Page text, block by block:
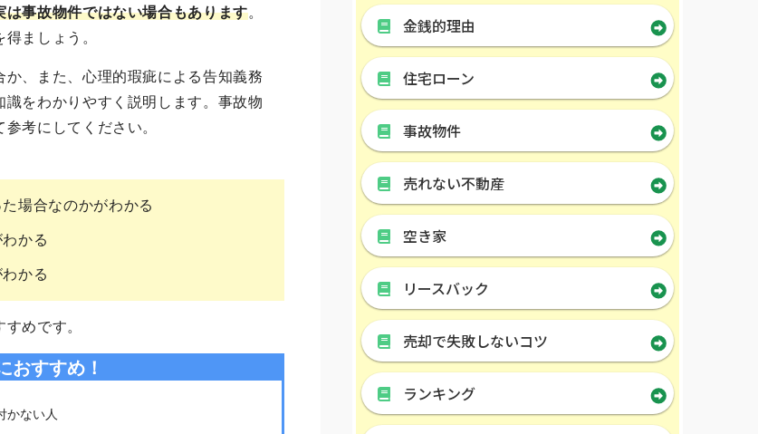
事故物件ではない場合もあります。
ましょう。
、また、心理的瑕疵による告知義務
をわかりやすく説明します。事故物
考にしてください。
場合なのかがわかる
かる
かる
めです。
おすすめ！
かない人
金銭的理由
住宅ローン
事故物件
売れない不動産
空き家
リースバック
売却で失敗しないコツ
ランキング